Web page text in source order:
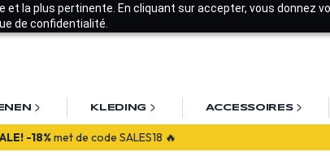
et la plus pertinente. En cliquant sur accepter, vous donnez
de confidentialité.
KLEDING ACCESSOIRES
-18%met de code SALES18 🔥